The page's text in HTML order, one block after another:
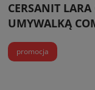
CERSANIT
UMYWALKĄ
promocja